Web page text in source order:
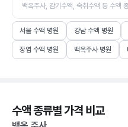
백옥주사, 감기수액, 숙취수액 등 수액
서울 수액 병원 강남 수액 병원
장염 수액 병원 백옥주사 병원
수액 종류별 가격 비교